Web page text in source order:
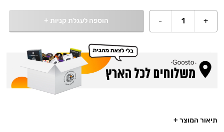
+
1
- הוספה לעגלת קניות +
תיאור המוצר +